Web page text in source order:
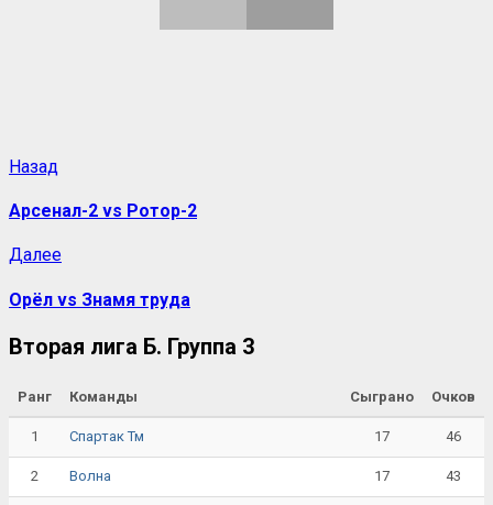
Назад
Арсенал-2 vs Ротор-2
Далее
Орёл vs Знамя труда
Вторая лига Б. Группа 3
Ранг Команды Сыграно Очков
1 Спартак Тм 17 46
2 Волна 17 43